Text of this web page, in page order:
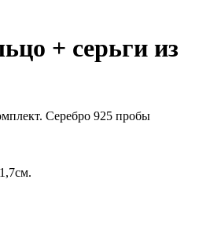
+ серьги из
Серебро 925 пробы